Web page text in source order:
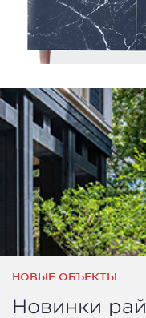
НОВЫЕ ОБЪЕКТЫ
Новинки